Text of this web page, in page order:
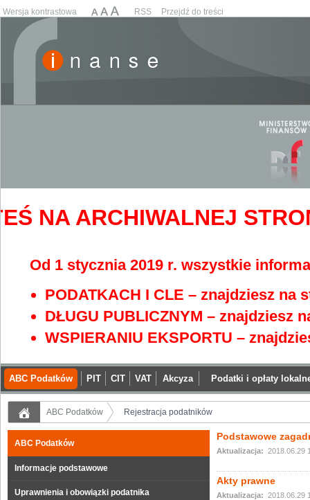
Wersja kontrastowa RSS Przejdź do treści
NA ARCHIWALNEJ
Od 1 stycznia 2019 r. wszystkie
PODATKACH I CLE – znajdziesz na
DŁUGU PUBLICZNYM – znajdziesz
WSPIERANIU EKSPORTU –
ABC Podatków PIT CIT VAT Akcyza Podatki i opłaty
ABC Podatków Rejestracja podatników
ABC Podatków
Informacje podstawowe
Uprawnienia i obowiązki podatnika
Podstawowe
Aktualizacja: 2018.06.29
Akty prawne
Aktualizacja: 2018.06.29